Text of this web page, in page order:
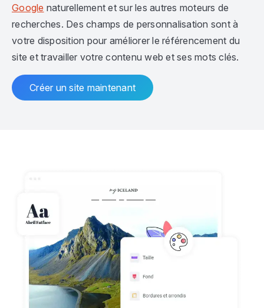
Google naturellement et sur les autres moteurs de
recherches. Des champs de personnalisation sont à
votre disposition pour améliorer le référencement du
site et travailler votre contenu web et ses mots clés.
Créer un site maintenant